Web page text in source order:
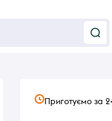
Приготуємо за